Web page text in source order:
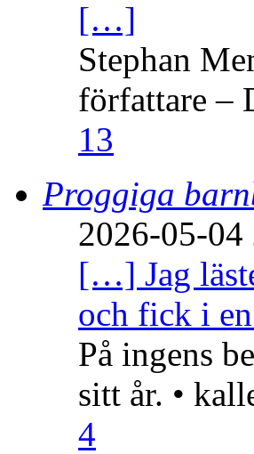
[…]
Stephan
författare –
13
Proggiga
2026-05-04
[…] Jag
och fick i
På ingens
sitt år. •
4